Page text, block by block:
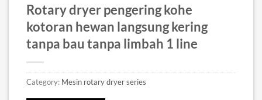
Rotary dryer pengering kohe
kotoran hewan langsung kering
tanpa bau tanpa limbah 1 line
Category: Mesin rotary dryer series